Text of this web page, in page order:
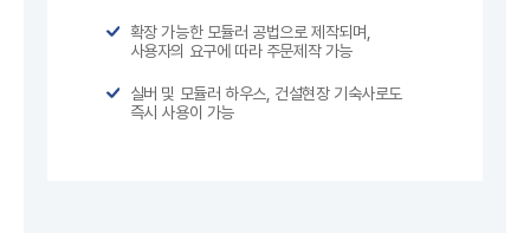
확장 가능한 모듈러 공법으로 제작되며,
사용자의 요구에 따라 주문제작 가능
실버 및 모듈러 하우스, 건설현장 기숙사로도
즉시 사용이 가능